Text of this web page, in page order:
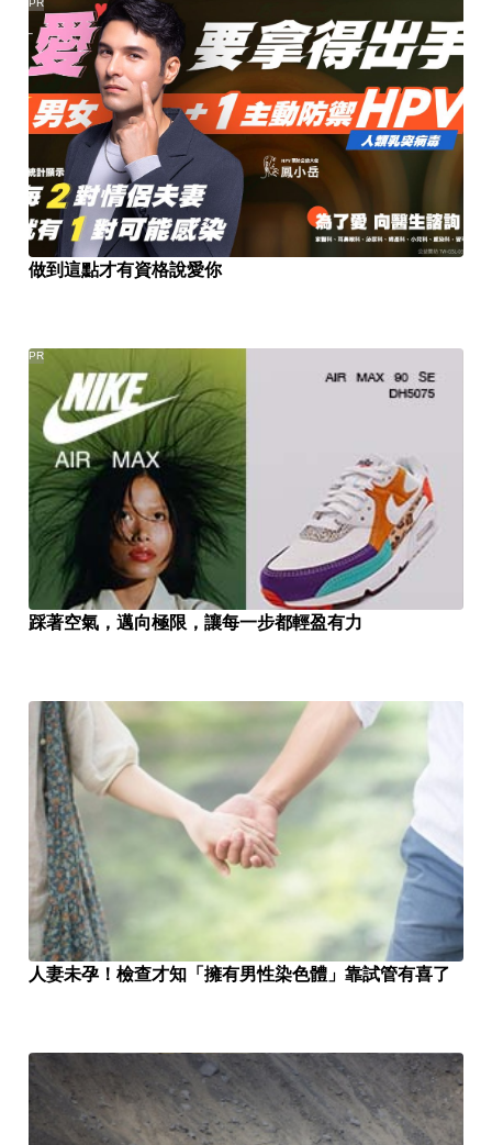
做到這點才有資格說愛你
PR
踩著空氣，邁向極限，讓每一步都輕盈有力
PR
人妻未孕！檢查才知「擁有男性染色體」靠試管有喜了